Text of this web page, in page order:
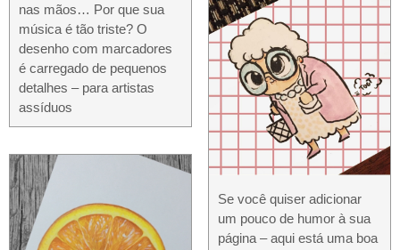
nas mãos… Por que sua
música é tão triste? O
desenho com marcadores
é carregado de pequenos
detalhes – para artistas
assíduos
Se você quiser adicionar
um pouco de humor à sua
página – aqui está uma boa